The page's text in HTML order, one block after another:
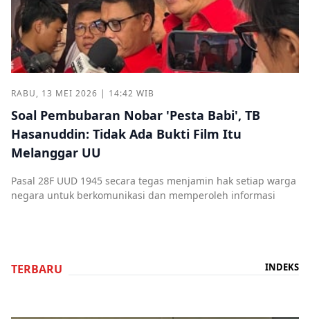
RABU, 13 MEI 2026 | 14:42 WIB
Soal Pembubaran Nobar 'Pesta Babi', TB
Hasanuddin: Tidak Ada Bukti Film Itu
Melanggar UU
Pasal 28F UUD 1945 secara tegas menjamin hak setiap warga
negara untuk berkomunikasi dan memperoleh informasi
TERBARU INDEKS